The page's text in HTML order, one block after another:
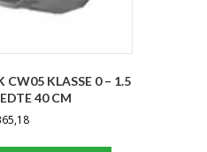
CW05 KLASSE 0 – 1.5
40 CM